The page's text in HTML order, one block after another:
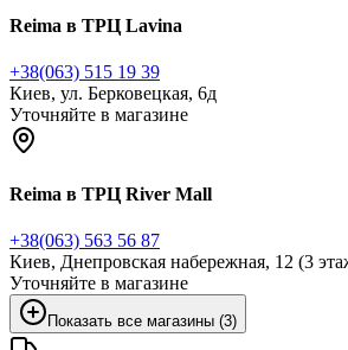
Reima в ТРЦ Lavina
+38(063) 515 19 39
Киев, ул. Берковецкая, 6д
Уточняйте в магазине
Reima в ТРЦ River Mall
+38(063) 563 56 87
Киев, Днепровская набережная, 12 (3
Уточняйте в магазине
Показать все магазины (3)